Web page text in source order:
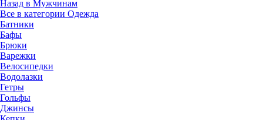
Назад в Мужчинам
Все в категории Одежда
Батники
Бафы
Брюки
Варежки
Велосипедки
Водолазки
Гетры
Гольфы
Джинсы